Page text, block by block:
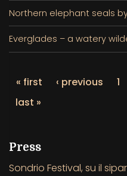
Northern elephant seals
Everglades – a watery
« first ‹ previous 1
last »
Press
Sondrio Festival, su il